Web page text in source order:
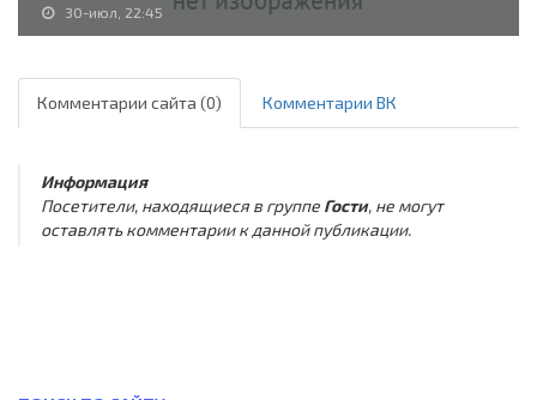
30-июл, 22:45
Комментарии сайта (0) Комментарии ВК
Информация
Посетители, находящиеся в группе Гости, не могут
оставлять комментарии к данной публикации.